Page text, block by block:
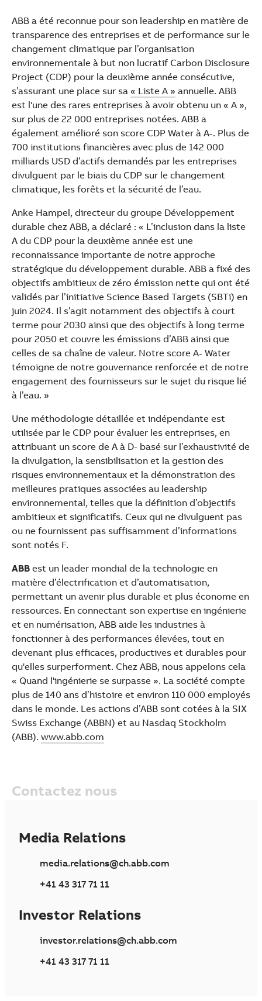
ABB a été reconnue pour son leadership en matière de
transparence des entreprises et de performance sur le
changement climatique par l’organisation
environnementale à but non lucratif Carbon Disclosure
Project (CDP) pour la deuxième année consécutive,
s’assurant une place sur sa « Liste A » annuelle. ABB
est l'une des rares entreprises à avoir obtenu un « A »,
sur plus de 22 000 entreprises notées. ABB a
également amélioré son score CDP Water à A-. Plus de
700 institutions financières avec plus de 142 000
milliards USD d’actifs demandés par les entreprises
divulguent par le biais du CDP sur le changement
climatique, les forêts et la sécurité de l’eau.
Anke Hampel, directeur du groupe Développement
durable chez ABB, a déclaré : « L’inclusion dans la liste
A du CDP pour la deuxième année est une
reconnaissance importante de notre approche
stratégique du développement durable. ABB a fixé des
objectifs ambitieux de zéro émission nette qui ont été
validés par l’initiative Science Based Targets (SBTi) en
juin 2024. Il s’agit notamment des objectifs à court
terme pour 2030 ainsi que des objectifs à long terme
pour 2050 et couvre les émissions d’ABB ainsi que
celles de sa chaîne de valeur. Notre score A- Water
témoigne de notre gouvernance renforcée et de notre
engagement des fournisseurs sur le sujet du risque lié
à l’eau. »
Une méthodologie détaillée et indépendante est
utilisée par le CDP pour évaluer les entreprises, en
attribuant un score de A à D- basé sur l’exhaustivité de
la divulgation, la sensibilisation et la gestion des
risques environnementaux et la démonstration des
meilleures pratiques associées au leadership
environnemental, telles que la définition d’objectifs
ambitieux et significatifs. Ceux qui ne divulguent pas
ou ne fournissent pas suffisamment d’informations
sont notés F.
ABB est un leader mondial de la technologie en
matière d’électrification et d’automatisation,
permettant un avenir plus durable et plus économe en
ressources. En connectant son expertise en ingénierie
et en numérisation, ABB aide les industries à
fonctionner à des performances élevées, tout en
devenant plus efficaces, productives et durables pour
qu'elles surperforment. Chez ABB, nous appelons cela
« Quand l'ingénierie se surpasse ». La société compte
plus de 140 ans d’histoire et environ 110 000 employés
dans le monde. Les actions d’ABB sont cotées à la SIX
Swiss Exchange (ABBN) et au Nasdaq Stockholm
(ABB). www.abb.com
Contactez nous
Media Relations
media.relations@ch.abb.com
+41 43 317 71 11
Investor Relations
investor.relations@ch.abb.com
+41 43 317 71 11